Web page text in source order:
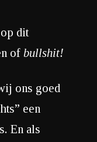
dit
of bullshit!
ons goed
een
En als